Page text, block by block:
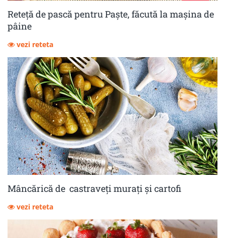
Reteță de pască pentru Paște, făcută la mașina de
pâine
vezi reteta
Mâncărică de castraveţi muraţi şi cartofi
vezi reteta